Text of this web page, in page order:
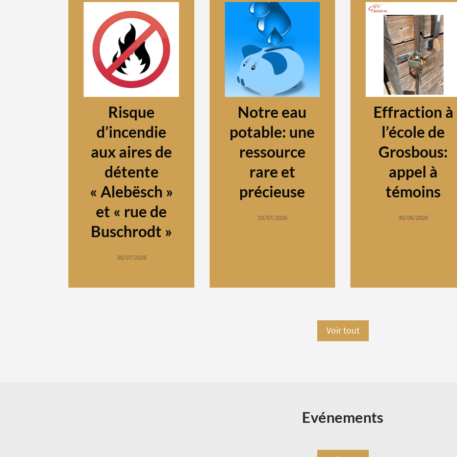
Risque
d’incendie
aux aires de
détente
« Alebësch »
et « rue de
Buschrodt »
30/07/2026
Notre eau
potable: une
ressource
rare et
précieuse
10/07/2026
Effraction à
l’école de
Grosbous:
appel à
témoins
30/06/2026
Voir tout
Evénements